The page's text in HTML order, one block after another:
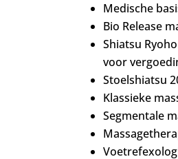
Medische
Bio Release
Shiatsu
voor
Stoelshiatsu
Klassieke
Segmentale